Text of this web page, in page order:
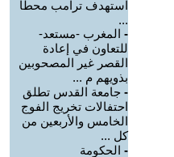
استهدف ترامب محطا
...
- المغرب -مستعد-
للتعاون في إعادة
القصر غير المصحوبين
بذويهم م ...
- جامعة القدس تطلق
احتفالات تخريج الفوج
الخامس والأربعين من
كل ...
- الحكومة